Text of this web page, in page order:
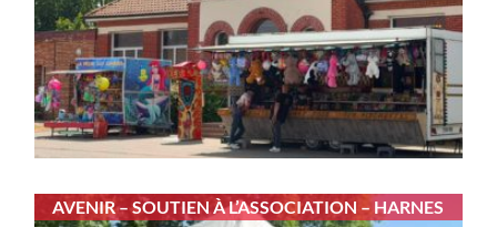
AVENIR – SOUTIEN À L’ASSOCIATION – HARNES